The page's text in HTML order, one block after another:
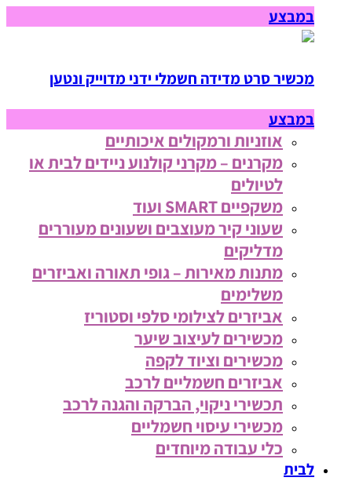
במבצע
מכשיר סרט מדידה חשמלי ידני מדוייק ונטען
במבצע
אוזניות ורמקולים איכותיים
מקרנים – מקרני קולנוע ניידים לבית או
לטיולים
משקפיים SMART ועוד
שעוני קיר מעוצבים ושעונים מעוררים
מדליקים
מתנות מאירות – גופי תאורה ואביזרים
משלימים
אביזרים לצילומי סלפי וסטוריז
מכשירים לעיצוב שיער
מכשירים וציוד לקפה
אביזרים חשמליים לרכב
תכשירי ניקוי, הברקה והגנה לרכב
מכשירי עיסוי חשמליים
כלי עבודה מיוחדים
לבית